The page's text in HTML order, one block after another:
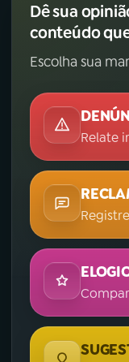
Dê sua
conteúdo
Escolha sua
Relate